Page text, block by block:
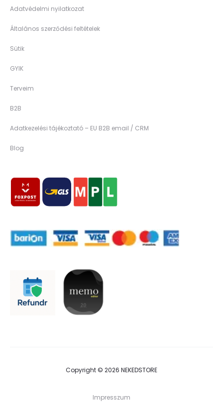
Adatvédelmi nyilatkozat
Általános szerződési feltételek
Sütik
GYIK
Terveim
B2B
Adatkezelési tájékoztató – EU B2B email / CRM
Blog
Copyright © 2026 NEKEDSTORE
Impresszum